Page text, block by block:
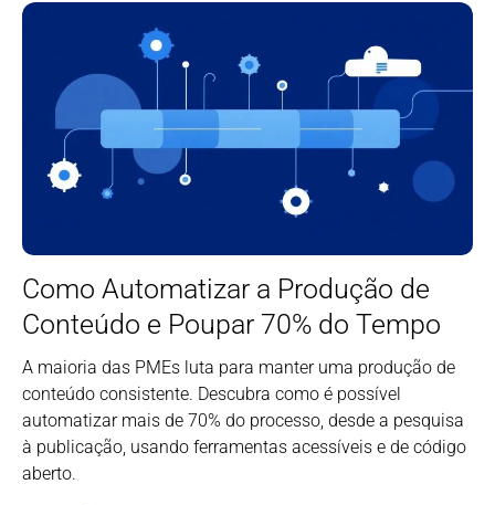
Como Automatizar a Produção de
Conteúdo e Poupar 70% do Tempo
A maioria das PMEs luta para manter uma produção de
conteúdo consistente. Descubra como é possível
automatizar mais de 70% do processo, desde a pesquisa
à publicação, usando ferramentas acessíveis e de código
aberto.